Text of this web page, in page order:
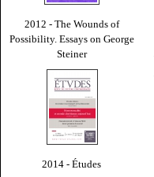
2012 - The Wounds of
Possibility. Essays on George
Steiner
2014 - Études